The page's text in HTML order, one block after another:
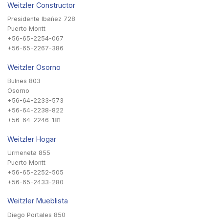
Weitzler Constructor
Presidente Ibañez 728
Puerto Montt
+56-65-2254-067
+56-65-2267-386
Weitzler Osorno
Bulnes 803
Osorno
+56-64-2233-573
+56-64-2238-822
+56-64-2246-181
Weitzler Hogar
Urmeneta 855
Puerto Montt
+56-65-2252-505
+56-65-2433-280
Weitzler Mueblista
Diego Portales 850